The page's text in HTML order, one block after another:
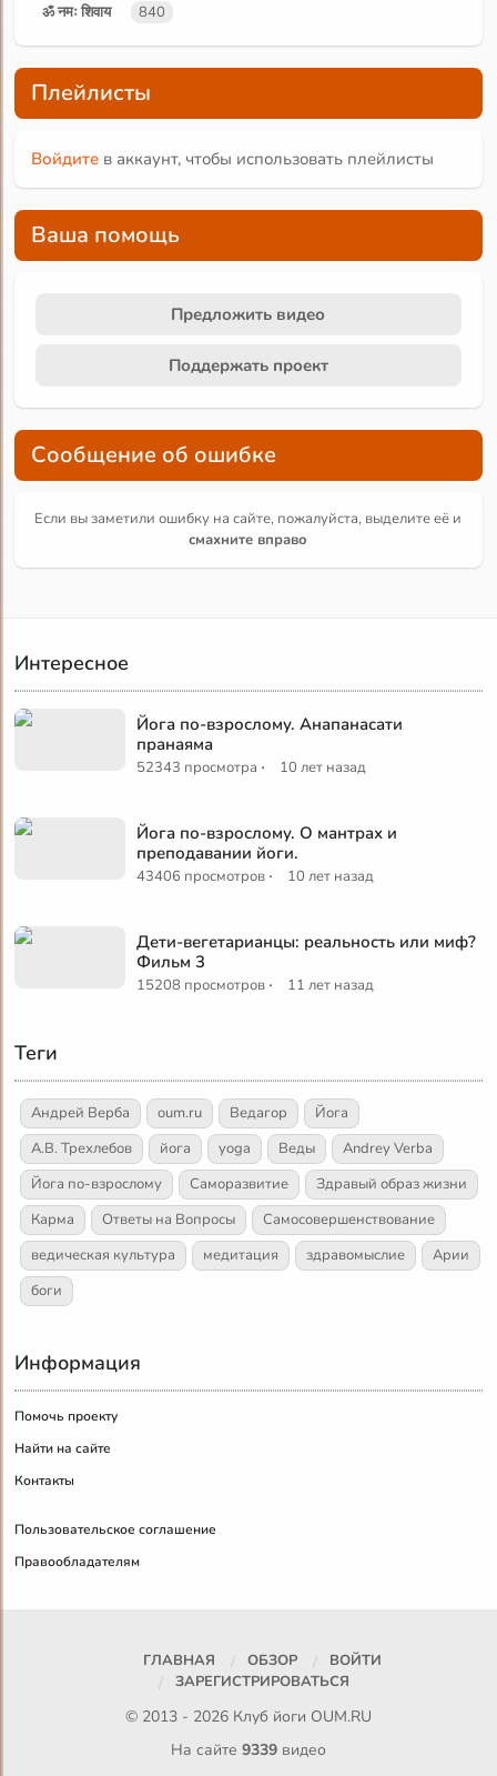
ॐ नमः शिवाय 840
Плейлисты
Войдите в аккаунт, чтобы использовать плейлисты
Ваша помощь
Предложить видео
Поддержать проект
Сообщение об ошибке
Если вы заметили ошибку на сайте, пожалуйста, выделите её и
смахните вправо
Интересное
Йога по-взрослому. Анапанасати
пранаяма
52343 просмотра · 10 лет назад
Йога по-взрослому. О мантрах и
преподавании йоги.
43406 просмотров · 10 лет назад
Дети-вегетарианцы: реальность или миф?
Фильм 3
15208 просмотров · 11 лет назад
Теги
Андрей Верба oum.ru Ведагор
Йога
А.В. Трехлебов
йога yoga Веды
Andrey Verba
Йога по-взрослому
Саморазвитие
Здравый образ жизни
Карма
Ответы на Вопросы
Самосовершенствование
ведическая культура
медитация здравомыслие
Арии
боги
Информация
Помочь проекту
Найти на сайте
Контакты
Пользовательское соглашение
Правообладателям
ГЛАВНАЯ ОБЗОР
ВОЙТИ
ЗАРЕГИСТРИРОВАТЬСЯ
© 2013 - 2026 Клуб йоги OUM.RU
На сайте 9339видео